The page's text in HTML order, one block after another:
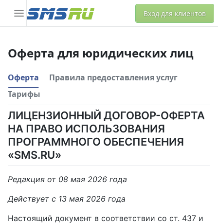
Вход для клиентов
Оферта для юридических лиц
Оферта
Правила предоставления услуг
Тарифы
ЛИЦЕНЗИОННЫЙ ДОГОВОР-ОФЕРТА
НА ПРАВО ИСПОЛЬЗОВАНИЯ
ПРОГРАММНОГО ОБЕСПЕЧЕНИЯ
«SMS.RU»
Редакция от 08 мая 2026 года
Действует с 13 мая 2026 года
Настоящий документ в соответствии со ст. 437 и